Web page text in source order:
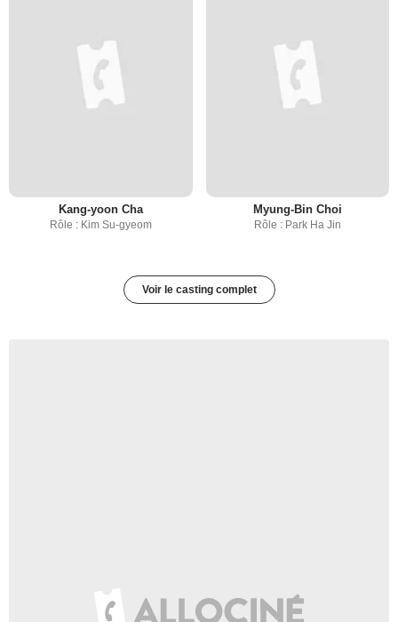
Kang-yoon Cha
Rôle : Kim Su-gyeom
Myung-Bin Choi
Rôle : Park Ha Jin
Voir le casting complet